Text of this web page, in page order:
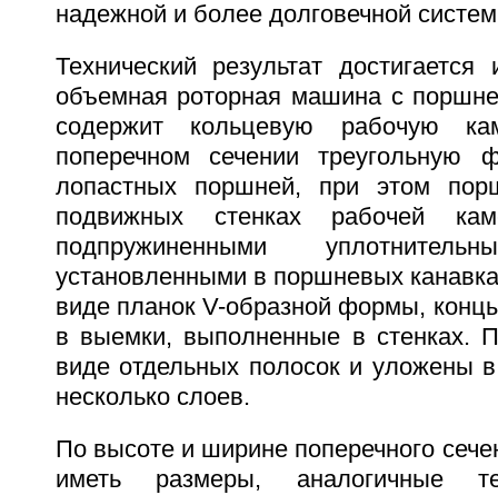
надежной и более долговечной
Технический результат
объемная роторная машина с
содержит кольцевую рабочую
поперечном сечении
лопастных поршней, при этом
подвижных стенках рабочей
подпружиненными
установленными в поршневых
виде планок V-образной формы,
в выемки, выполненные в стенках.
виде отдельных полосок и уложены
несколько слоев.
По высоте и ширине поперечного
иметь размеры, аналогичные